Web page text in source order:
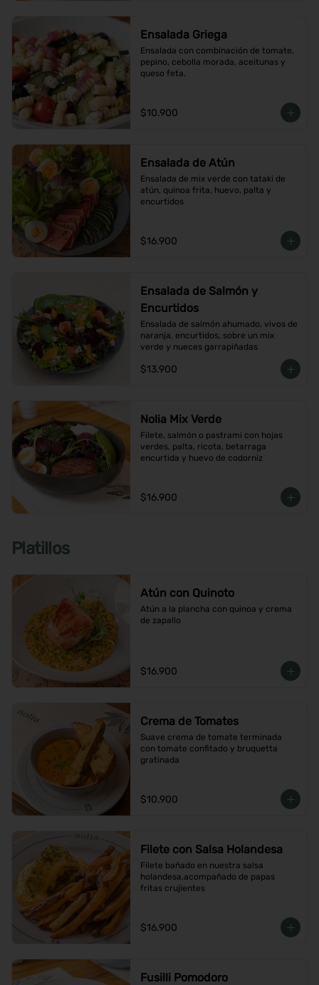
Ensalada Griega
Ensalada con combinación de tomate,
pepino, cebolla morada, aceitunas y
queso feta.
$10.900
Ensalada de Atún
Ensalada de mix verde con tataki de
atún, quinoa frita, huevo, palta y
encurtidos
$16.900
Ensalada de Salmón y
Encurtidos
Ensalada de salmón ahumado, vivos de
naranja, encurtidos, sobre un mix
verde y nueces garrapiñadas
$13.900
Nolia Mix Verde
Filete, salmón o pastrami con hojas
verdes, palta, ricota, betarraga
encurtida y huevo de codorniz
$16.900
Platillos
Atún con Quinoto
Atún a la plancha con quinoa y crema
de zapallo
$16.900
Crema de Tomates
Suave crema de tomate terminada
con tomate confitado y bruquetta
gratinada
$10.900
Filete con Salsa Holandesa
Filete bañado en nuestra salsa
holandesa,acompañado de papas
fritas crujientes
$16.900
Fusilli Pomodoro